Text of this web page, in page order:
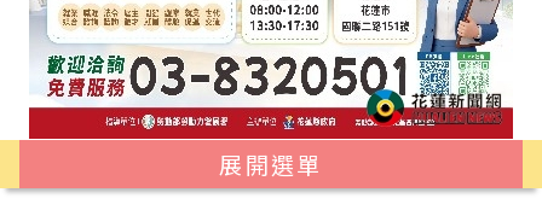
展開選單